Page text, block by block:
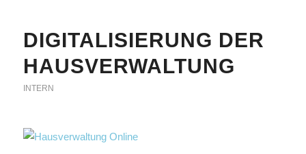
DIGITALISIERUNG DER
HAUSVERWALTUNG
INTERN